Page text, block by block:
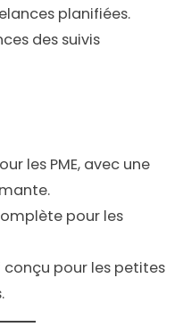
planifiées.
des suivis
les PME, avec une
pour les
conçu pour les petites